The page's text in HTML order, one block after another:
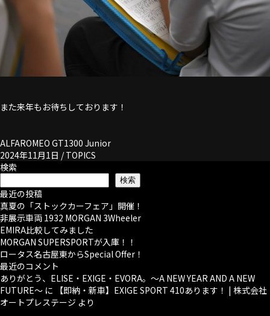
また来年もお待ちしております！
ALFAROMEO GT1300 Junior
2024年11月1日 /TOPICS
検索
検索
最近の投稿
真夏の「ストックカーフェア」開催！
非展示車両 1932 MORGAN 3Wheeler
EMIRA比較してみました
MORGAN SUPERSPORTが入庫！！
ロータス名古屋東からSpecial Offer！
最近のコメント
ありがとう、ELISE・EXIGE・EVORA。～A NEW YEAR AND A NEW
FUTURE～ に
【即納・新車】EXIGE SPORT 410あります！ | 株式会社
オートプレステージ より